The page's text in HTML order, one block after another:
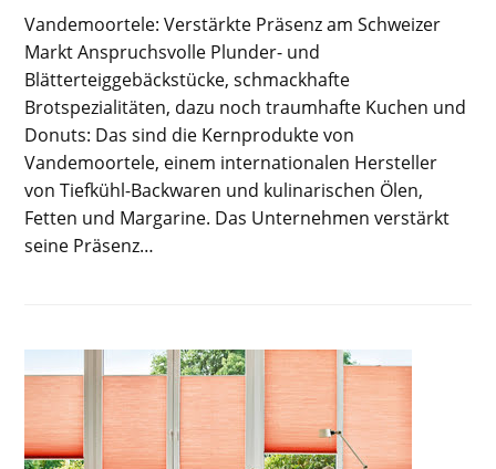
Vandemoortele: Verstärkte Präsenz am Schweizer
Markt Anspruchsvolle Plunder- und
Blätterteiggebäckstücke, schmackhafte
Brotspezialitäten, dazu noch traumhafte Kuchen und
Donuts: Das sind die Kernprodukte von
Vandemoortele, einem internationalen Hersteller
von Tiefkühl-Backwaren und kulinarischen Ölen,
Fetten und Margarine. Das Unternehmen verstärkt
seine Präsenz…